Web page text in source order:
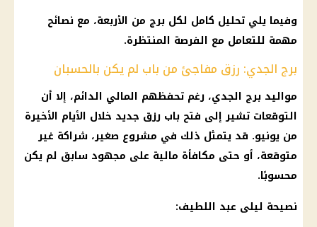
وفيما يلي تحليل كامل لكل برج من الأربعة، مع نصائح
مهمة للتعامل مع الفرصة المنتظرة.
برج الجدي: رزق مفاجئ من باب لم يكن بالحسبان
مواليد برج الجدي، رغم تحفظهم المالي الدائم، إلا أن
التوقعات تشير إلى فتح باب رزق جديد خلال الأيام الأخيرة
من يونيو. قد يتمثل ذلك في مشروع صغير، شراكة غير
متوقعة، أو حتى مكافأة مالية على مجهود سابق لم يكن
محسوبًا.
نصيحة ليلى عبد اللطيف: